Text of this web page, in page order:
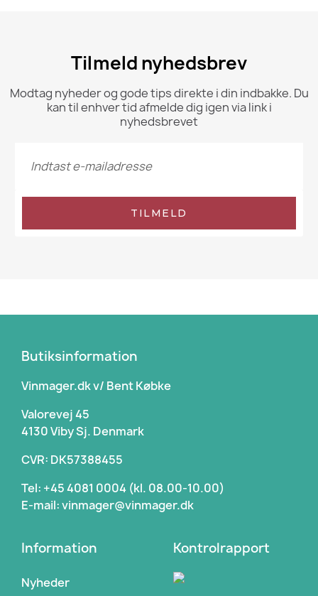
Tilmeld nyhedsbrev
Modtag nyheder og gode tips direkte i din indbakke. Du
kan til enhver tid afmelde dig igen via link i
nyhedsbrevet
TILMELD
Butiksinformation
Vinmager.dk v/ Bent Købke
Valorevej 45
4130 Viby Sj. Denmark
CVR: DK57388455
Tel: +45 4081 0004 (kl. 08.00-10.00)
E-mail: vinmager@vinmager.dk
Information
Nyheder
Kontrolrapport